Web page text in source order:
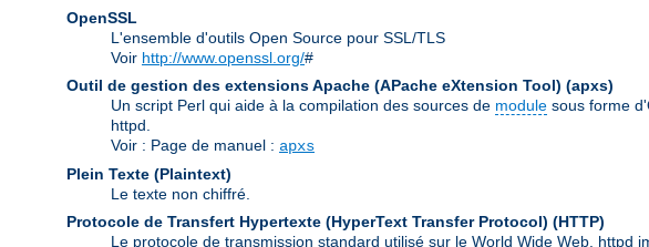
OpenSSL
L'ensemble d'outils Open Source pour SSL/TLS
Voir http://www.openssl.org/#
Outil de gestion des extensions Apache (APache eXtension Tool) (apxs)
Un script Perl qui aide à la compilation des sources de module sous forme
httpd.
Voir : Page de manuel : apxs
Plein Texte (Plaintext)
Le texte non chiffré.
Protocole de Transfert Hypertexte (HyperText Transfer Protocol) (HTTP)
Le protocole de transmission standard utilisé sur le World Wide Web.